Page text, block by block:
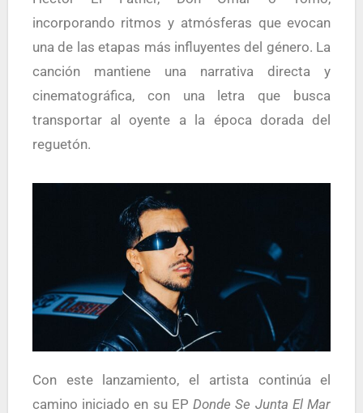
incorporando ritmos y atmósferas que evocan
una de las etapas más influyentes del género. La
canción mantiene una narrativa directa y
cinematográfica, con una letra que busca
transportar al oyente a la época dorada del
reguetón.
Con este lanzamiento, el artista continúa el
camino iniciado en su EPDonde Se Junta El Mar